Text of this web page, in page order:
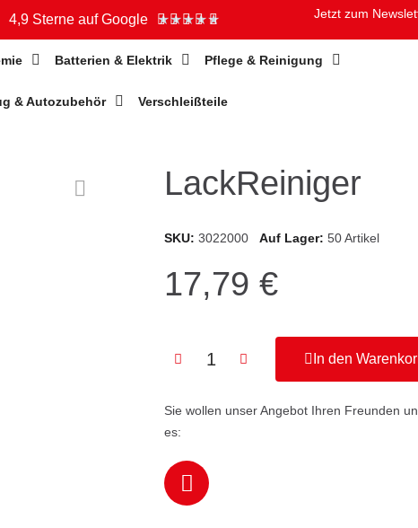
4,9 Sterne auf Google ★★★★★
Jetzt zum
Batterien & Elektrik Pflege & Reinigung
& Autozubehör Verschleißteile
LackReiniger
SKU 3022000 Auf Lager 50 Artikel
17,79 €
In den
Sie wollen unser Angebot Ihren Freunden
es: